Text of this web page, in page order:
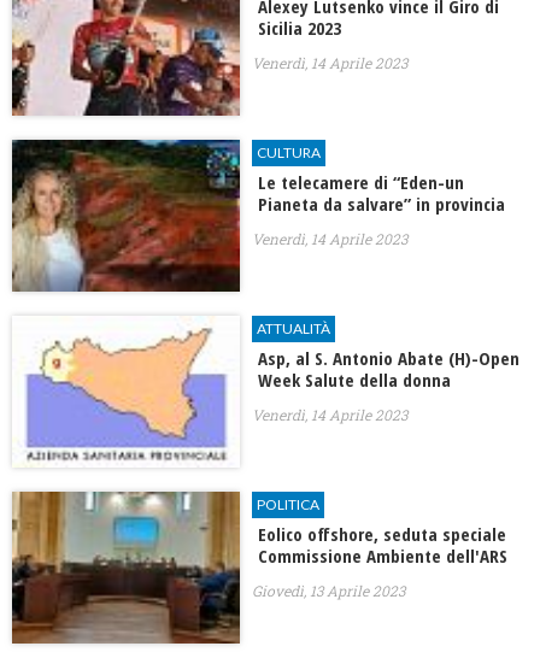
Alexey Lutsenko vince il Giro di
Sicilia 2023
Venerdì, 14 Aprile 2023
CULTURA
Le telecamere di “Eden-un
Pianeta da salvare” in provincia
Venerdì, 14 Aprile 2023
ATTUALITÀ
Asp, al S. Antonio Abate (H)-Open
Week Salute della donna
Venerdì, 14 Aprile 2023
POLITICA
Eolico offshore, seduta speciale
Commissione Ambiente dell'ARS
Giovedì, 13 Aprile 2023